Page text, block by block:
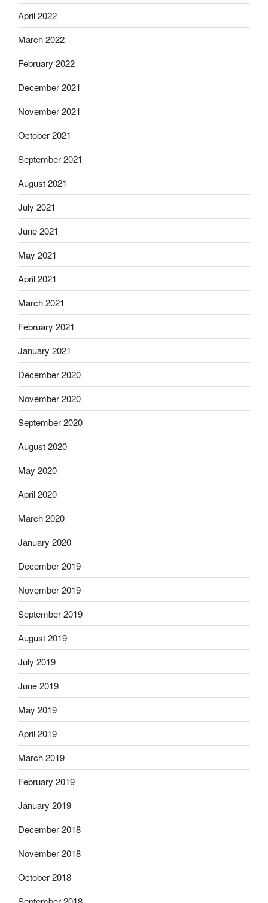
April 2022
March 2022
February 2022
December 2021
November 2021
October 2021
September 2021
August 2021
July 2021
June 2021
May 2021
April 2021
March 2021
February 2021
January 2021
December 2020
November 2020
September 2020
August 2020
May 2020
April 2020
March 2020
January 2020
December 2019
November 2019
September 2019
August 2019
July 2019
June 2019
May 2019
April 2019
March 2019
February 2019
January 2019
December 2018
November 2018
October 2018